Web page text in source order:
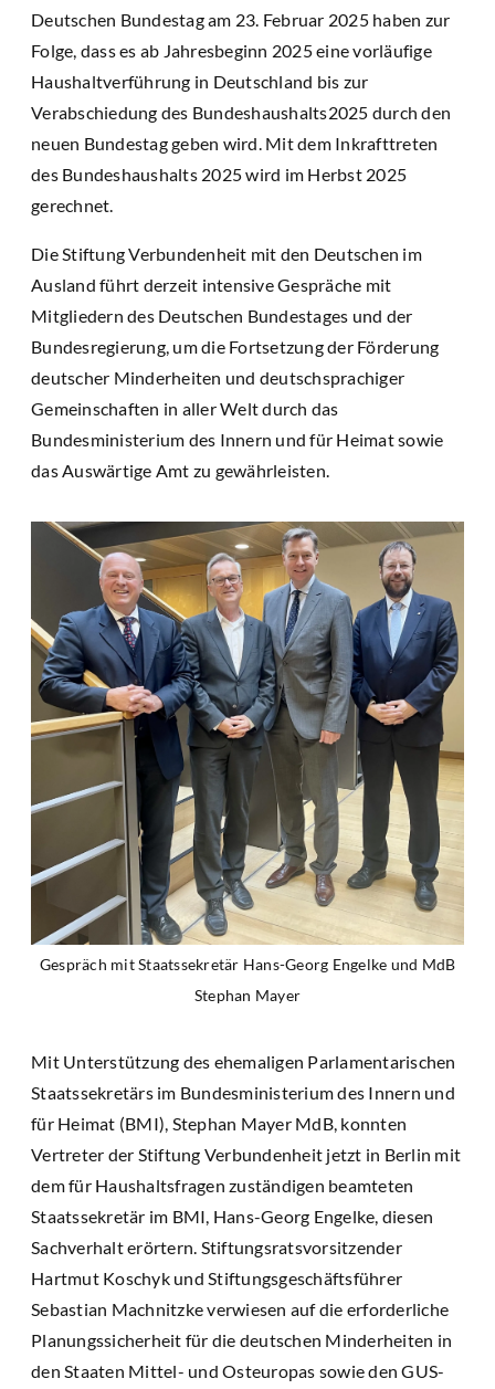
Deutschen Bundestag am 23. Februar 2025 haben zur
Folge, dass es ab Jahresbeginn 2025 eine vorläufige
Haushaltverführung in Deutschland bis zur
Verabschiedung des Bundeshaushalts2025 durch den
neuen Bundestag geben wird. Mit dem Inkrafttreten
des Bundeshaushalts 2025 wird im Herbst 2025
gerechnet.
Die Stiftung Verbundenheit mit den Deutschen im
Ausland führt derzeit intensive Gespräche mit
Mitgliedern des Deutschen Bundestages und der
Bundesregierung, um die Fortsetzung der Förderung
deutscher Minderheiten und deutschsprachiger
Gemeinschaften in aller Welt durch das
Bundesministerium des Innern und für Heimat sowie
das Auswärtige Amt zu gewährleisten.
Gespräch mit Staatssekretär Hans-Georg Engelke und MdB
Stephan Mayer
Mit Unterstützung des ehemaligen Parlamentarischen
Staatssekretärs im Bundesministerium des Innern und
für Heimat (BMI), Stephan Mayer MdB, konnten
Vertreter der Stiftung Verbundenheit jetzt in Berlin mit
dem für Haushaltsfragen zuständigen beamteten
Staatssekretär im BMI, Hans-Georg Engelke, diesen
Sachverhalt erörtern. Stiftungsratsvorsitzender
Hartmut Koschyk und Stiftungsgeschäftsführer
Sebastian Machnitzke verwiesen auf die erforderliche
Planungssicherheit für die deutschen Minderheiten in
den Staaten Mittel- und Osteuropas sowie den GUS-